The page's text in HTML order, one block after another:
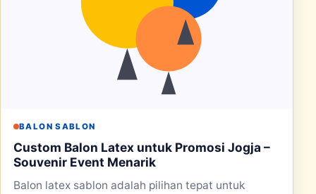
BALON SABLON
Custom Balon Latex untuk Promosi Jogja –
Souvenir Event Menarik
Balon latex sablon adalah pilihan tepat untuk